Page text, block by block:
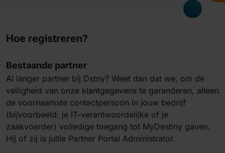
Hoe registreren?
Bestaande partner
Al langer partner bij Dstny? Weet dan dat we, om de
veiligheid van onze klantgegevens te garanderen, alleen
de voornaamste contactpersoon in jouw bedrijf
(bijvoorbeeld: je IT-verantwoordelijke of je
zaakvoerder) volledige toegang tot MyDestiny gaven.
Hij of zij is jullie Partner Portal Administrator.